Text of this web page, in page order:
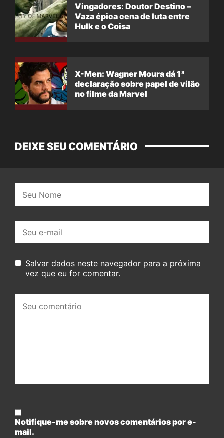
Vingadores: Doutor Destino –
Vaza épica cena de luta entre
Hulk e o Coisa
X-Men: Wagner Moura dá 1ª
declaração sobre papel de vilão
no filme da Marvel
DEIXE SEU COMENTÁRIO
mail:
Salvar dados neste navegador para a próxima
vez que eu for comentar.
comentário:
Notifique-me sobre novos comentários por e-
mail.